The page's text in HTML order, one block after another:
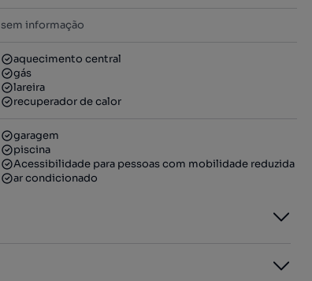
sem informação
aquecimento central
gás
lareira
recuperador de calor
garagem
piscina
Acessibilidade para pessoas com mobilidade reduzida
ar condicionado